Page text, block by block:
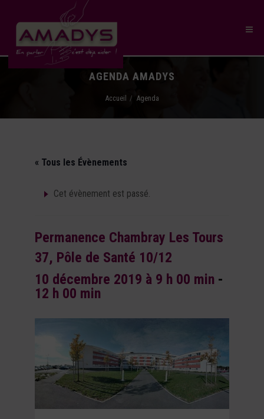
AGENDA AMADYS
Accueil Agenda
« Tous les Évènements
Cet évènement est passé.
Permanence Chambray Les Tours
37, Pôle de Santé 10/12
10 décembre 2019 à 9 h 00 min -
12 h 00 min